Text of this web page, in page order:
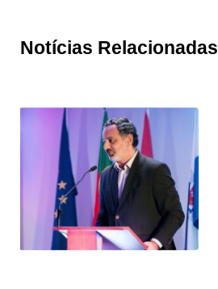
Notícias Relacionadas